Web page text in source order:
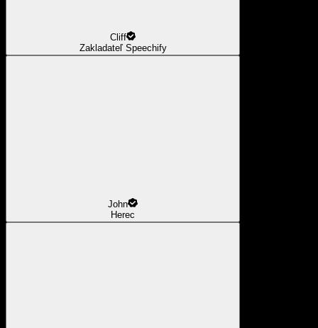
Cliff
Zakladateľ Speechify
John
Herec